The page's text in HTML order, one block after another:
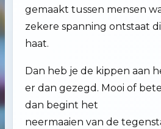
gemaakt tussen mensen
zekere spanning ontstaat
haat.
Dan heb je de kippen aan
er dan gezegd. Mooi of
dan begint het
neermaaien van de